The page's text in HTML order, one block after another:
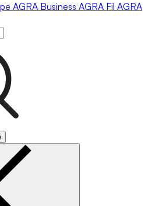
AGRA Business AGRA Fil AGRA